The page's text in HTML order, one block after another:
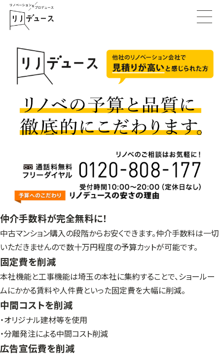
仲介手数料が完全無料に！
中古マンション購入の段階からお安くできます。仲介手数料は一切
いただきませんので数十万円程度の予算カットが可能です。
固定費を削減
本社機能と工事機能は埼玉の本社に集約することで、ショールー
ムにかかる賃料や人件費といった固定費を大幅に削減。
中間コストを削減
・オリジナル建材等を使用
・分離発注による中間コスト削減
広告宣伝費を削減